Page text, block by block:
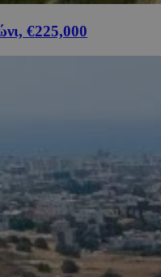
€225,000